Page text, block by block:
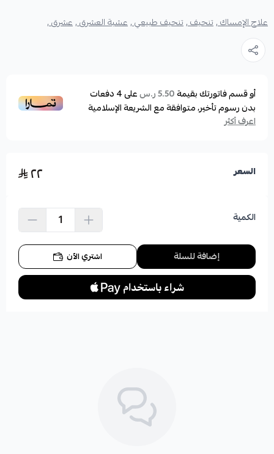
علاج الإمساك ,تنحيف ,تنحيف طبيعي ,عشبة العشرق ,عشرق ,
أو قسم فاتورتك بقيمة5.50 ر.س على4دفعات
بدون رسوم تأخير، متوافقة مع الشريعة الإسلامية
اعرف أكثر
السعر ٢٢
الكمية
إضافة للسلة اشتري الآن